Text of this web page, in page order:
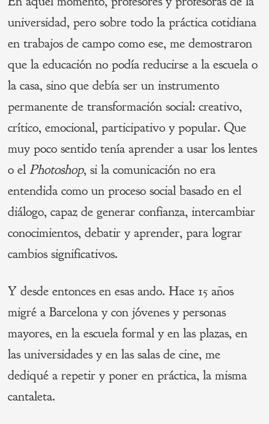
universidad, pero sobre todo la práctica cotidiana
en trabajos de campo como ese, me demostraron
que la educación no podía reducirse a la escuela o
la casa, sino que debía ser un instrumento
permanente de transformación social: creativo,
crítico, emocional, participativo y popular. Que
muy poco sentido tenía aprender a usar los lentes
o elPhotoshop, si la comunicación no era
entendida como un proceso social basado en el
diálogo, capaz de generar confianza, intercambiar
conocimientos, debatir y aprender, para lograr
cambios significativos.
Y desde entonces en esas ando. Hace 15 años
migré a Barcelona y con jóvenes y personas
mayores, en la escuela formal y en las plazas, en
las universidades y en las salas de cine, me
dediqué a repetir y poner en práctica, la misma
cantaleta.